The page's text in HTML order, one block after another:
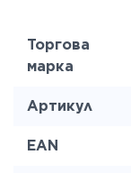
Торгова
марка
Артикул
EAN